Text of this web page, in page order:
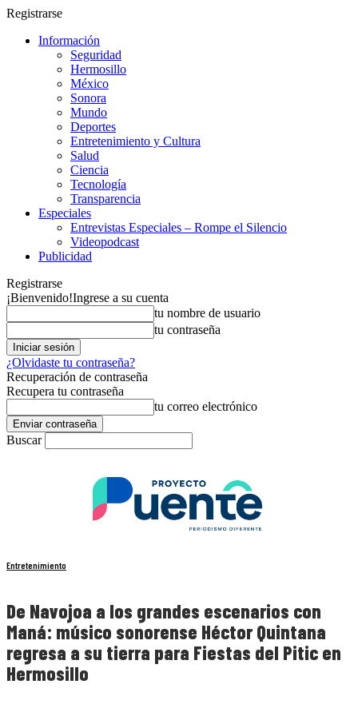
Registrarse
Información
Seguridad
Hermosillo
México
Sonora
Mundo
Deportes
Entretenimiento y Cultura
Salud
Ciencia
Tecnología
Transparencia
Especiales
Entrevistas Especiales – Rompe el Silencio
Videopodcast
Publicidad
Registrarse
¡Bienvenido!Ingrese a su cuenta
tu nombre de usuario
tu contraseña
¿Olvidaste tu contraseña?
Recuperación de contraseña
Recupera tu contraseña
tu correo electrónico
Buscar
Entretenimiento
De Navojoa a los grandes escenarios con
Maná: músico sonorense Héctor Quintana
regresa a su tierra para Fiestas del Pitic en
Hermosillo